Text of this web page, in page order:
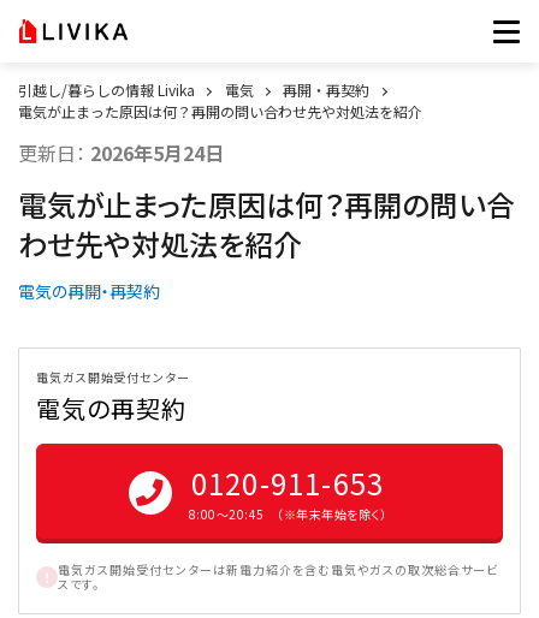
引越し/暮らしの情報 Livika 電気
再開・再契約
電気が止まった原因は何？再開の問い合わせ先や対処法を紹介
更新日： 2026年5月24日
電気が止まった原因は何？再開の問い合
わせ先や対処法を紹介
電気の再開・再契約
電気ガス開始受付センター
電気の再契約
0120-911-653
8:00〜20:45 （※年末年始を除く）
電気ガス開始受付センターは新電力紹介を含む電気やガスの取次総合サービ
スです。